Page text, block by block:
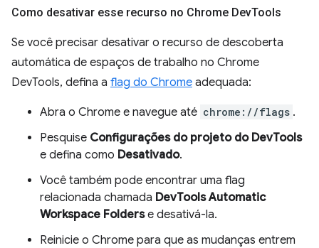
Como desativar esse recurso no Chrome DevTools
Se você precisar desativar o recurso de descoberta
automática de espaços de trabalho no Chrome
DevTools, defina a flag do Chrome adequada:
Abra o Chrome e navegue até chrome://flags .
Pesquise Configurações do projeto do DevTools
e defina como Desativado.
Você também pode encontrar uma flag
relacionada chamada DevTools Automatic
Workspace Folderse desativá-la.
Reinicie o Chrome para que as mudanças entrem